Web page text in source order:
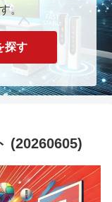
。
探す
(20260605)